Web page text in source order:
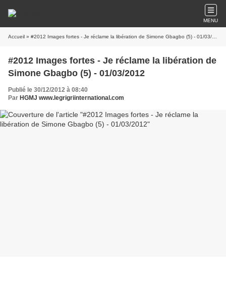
MENU
Accueil » #2012 Images fortes - Je réclame la libération de Simone Gbagbo (5) - 01/03/2012
#2012 Images fortes - Je réclame la libération de
Simone Gbagbo (5) - 01/03/2012
Publié le 30/12/2012 à 08:40
Par HGMJ www.legrigriinternational.com